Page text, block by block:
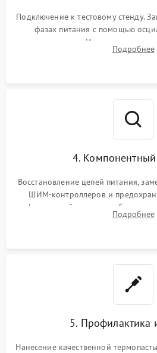
Подключение к тестовому стенду.
фазах питания с помощью
инициализации. Использование
MATS
Подробнее
4.
Восстановление цепей питания,
ШИМ-контроллеров и
инфракрасной станции реболлинг
чипа и дефектной памяти
Подробнее
5. Профилактика
Нанесение качественной